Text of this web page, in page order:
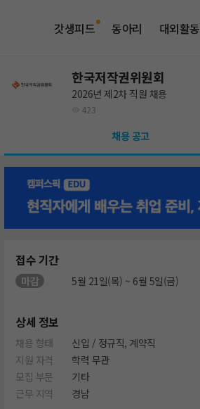
갓생피드 동아리 대외활동
한국저작권위원회
2026년 제2차 직원 채용
423
채용 공고
접수 기간
마감 5월 21일(목) ~ 6월 5일(금)
상세 정보
채용 형태
신입 / 정규직, 계약직
지원 자격
학력 무관
모집 부문
기타
근무 지역
경남